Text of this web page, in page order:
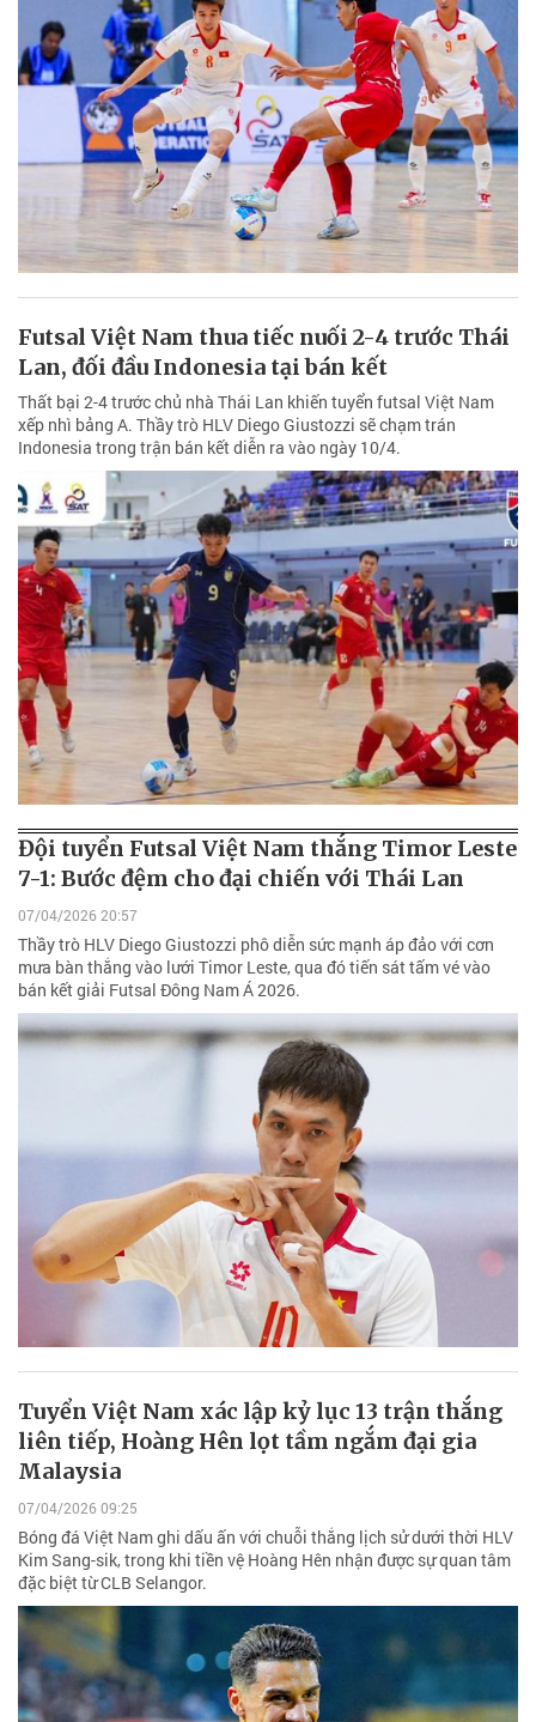
Futsal Việt Nam thua tiếc nuối 2-4 trước Thái
Lan, đối đầu Indonesia tại bán kết
Thất bại 2-4 trước chủ nhà Thái Lan khiến tuyển futsal Việt Nam
xếp nhì bảng A. Thầy trò HLV Diego Giustozzi sẽ chạm trán
Indonesia trong trận bán kết diễn ra vào ngày 10/4.
Đội tuyển Futsal Việt Nam thắng Timor Leste
7-1: Bước đệm cho đại chiến với Thái Lan
07/04/2026 20:57
Thầy trò HLV Diego Giustozzi phô diễn sức mạnh áp đảo với cơn
mưa bàn thắng vào lưới Timor Leste, qua đó tiến sát tấm vé vào
bán kết giải Futsal Đông Nam Á 2026.
Tuyển Việt Nam xác lập kỷ lục 13 trận thắng
liên tiếp, Hoàng Hên lọt tầm ngắm đại gia
Malaysia
07/04/2026 09:25
Bóng đá Việt Nam ghi dấu ấn với chuỗi thắng lịch sử dưới thời HLV
Kim Sang-sik, trong khi tiền vệ Hoàng Hên nhận được sự quan tâm
đặc biệt từ CLB Selangor.